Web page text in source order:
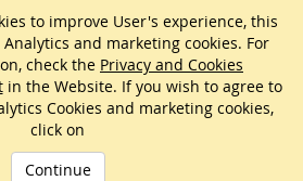
to improve User's experience, this
and marketing cookies. For
check the Privacy and Cookies
in the Website. If you wish to agree to
Cookies and marketing cookies,
click on
Continue